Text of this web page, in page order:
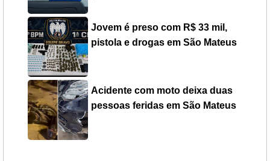
Jovem é preso com R$ 33 mil,
pistola e drogas em São Mateus
Acidente com moto deixa duas
pessoas feridas em São Mateus